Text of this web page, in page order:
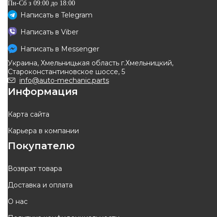
OPTIMAL
Тормозной диск
Код: BS-8686C
2 453 грн
2 208 грн
КУПИТЬ
Отправка
1 647 грн
1 483
- 10 %
MEYLE
Пн-Сб з 09:00 до 18:00
Написать в Telegram
Написать в Viber
Написать в Messenger
Украина, Хмельницькая область г.Хмельницкий,
Староконстантиновское шоссе, 5
info@auto-mechanic.parts
Информация
Карта сайта
Карьера в компании
Покупателю
Возврат товара
Доставка и оплата
О нас